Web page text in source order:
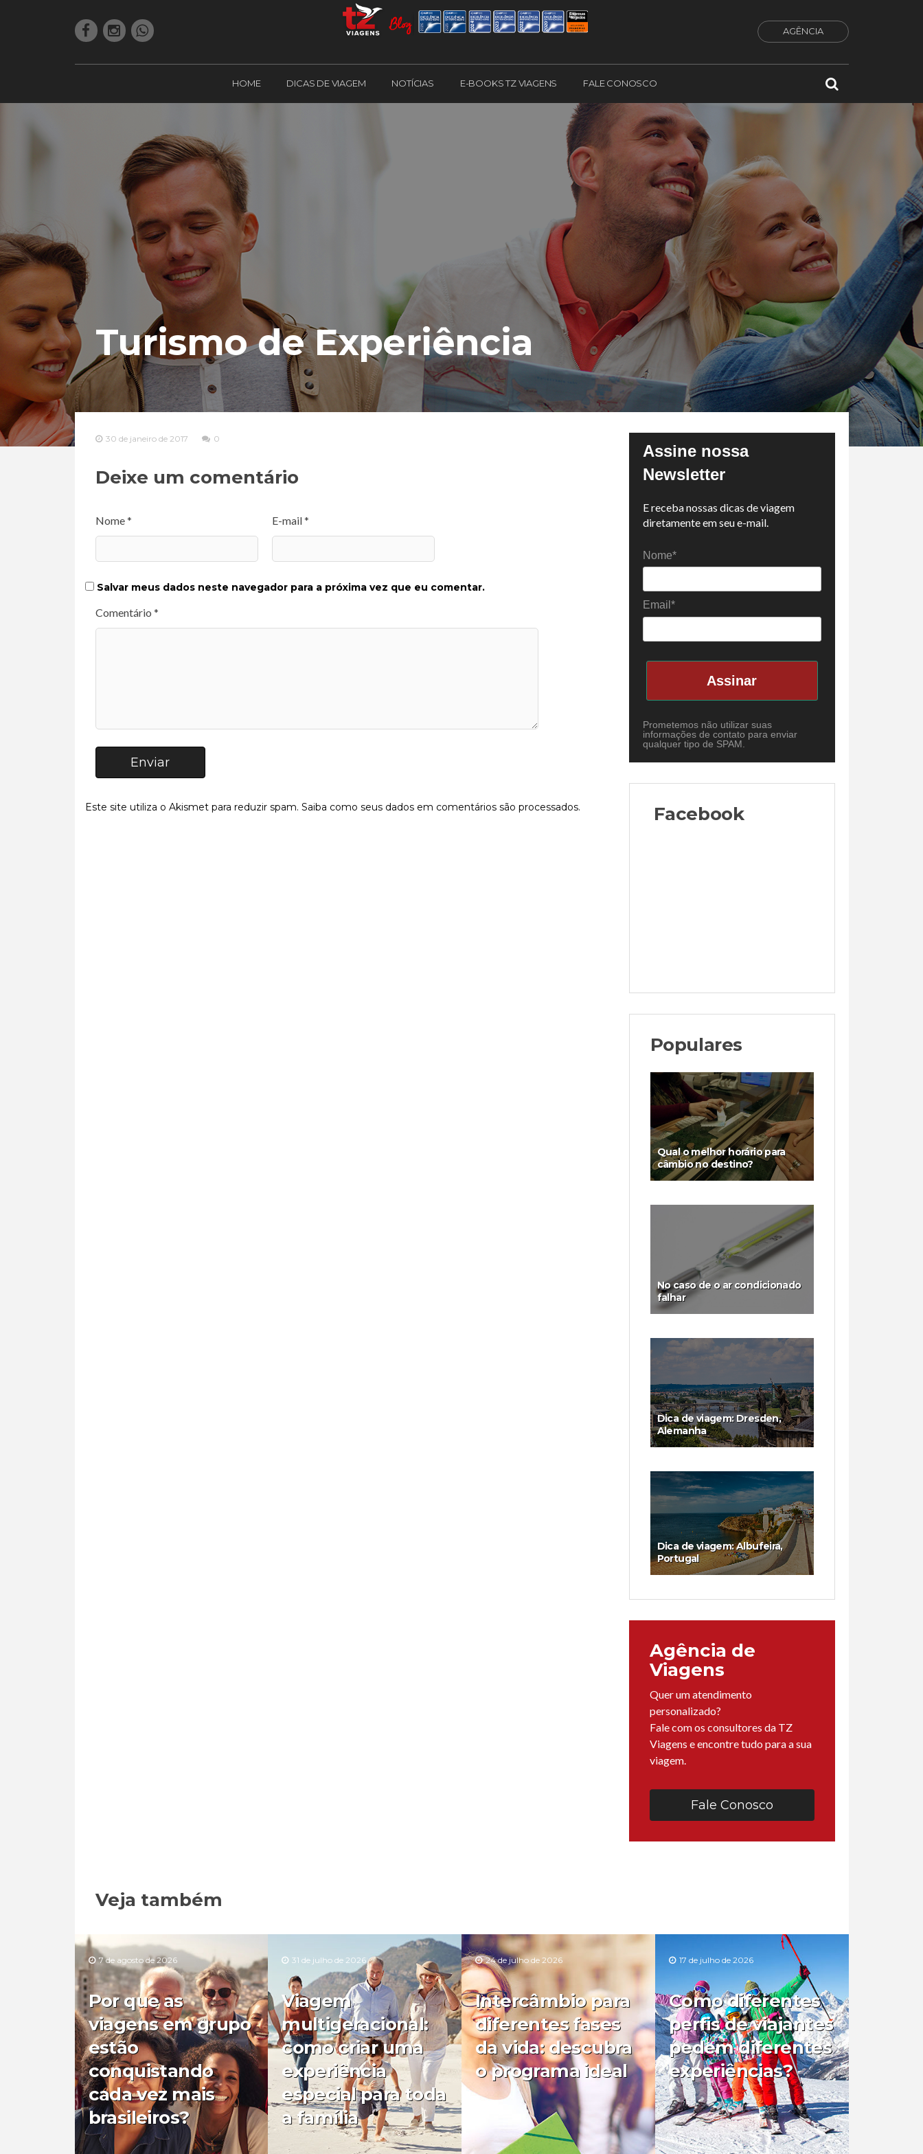
AGÊNCIA
HOME DICAS DE VIAGEM NOTÍCIAS E-BOOKS TZ VIAGENS FALE CONOSCO
Turismo de Experiência
30 de janeiro de 2017 0
Deixe um comentário
Nome * E-mail *
Salvar meus dados neste navegador para a próxima vez que eu comentar.
Comentário *
Enviar
Este site utiliza o Akismet para reduzir spam. Saiba como seus dados em comentários são processados.
Assine nossa
Newsletter
E receba nossas dicas de viagem
diretamente em seu e-mail.
Nome*
Email*
Assinar
Prometemos não utilizar suas
informações de contato para enviar
qualquer tipo de SPAM.
Facebook
Populares
Qual o melhor horário para
câmbio no destino?
No caso de o ar condicionado
falhar
Dica de viagem: Dresden,
Alemanha
Dica de viagem: Albufeira,
Portugal
Agência de
Viagens
Quer um atendimento
personalizado?
Fale com os consultores da TZ
Viagens e encontre tudo para a sua
viagem.
Fale Conosco
Veja também
7 de agosto de 2026
Por que as
viagens em grupo
estão
conquistando
cada vez mais
brasileiros?
31 de julho de 2026
Viagem
multigeracional:
como criar uma
experiência
especial para toda
a família
24 de julho de 2026
Intercâmbio para
diferentes fases
da vida: descubra
o programa ideal
17 de julho de 2026
Como diferentes
perfis de viajantes
pedem diferentes
experiências?